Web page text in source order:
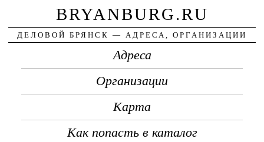
BRYANBURG.RU
ДЕЛОВОЙ БРЯНСК — АДРЕСА, ОРГАНИЗАЦИИ
Адреса
Организации
Карта
Как попасть в каталог